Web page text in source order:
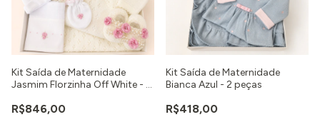
Kit Saída de Maternidade
Jasmim Florzinha Off White - 9
R$846,00
Kit Saída de Maternidade
Bianca Azul - 2 peças
R$418,00